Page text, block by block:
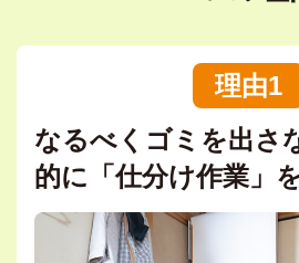
理由1
なるべくゴミを出さ
的に「仕分け作業」